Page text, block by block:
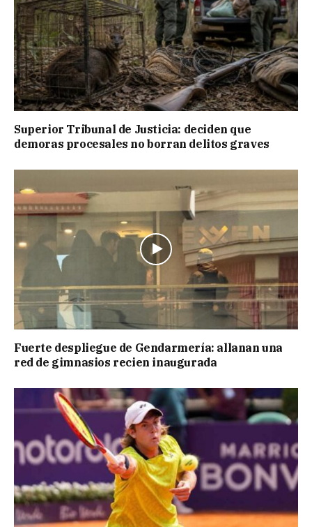
Superior Tribunal de Justicia: deciden que
demoras procesales no borran delitos graves
Fuerte despliegue de Gendarmería: allanan una
red de gimnasios recien inaugurada